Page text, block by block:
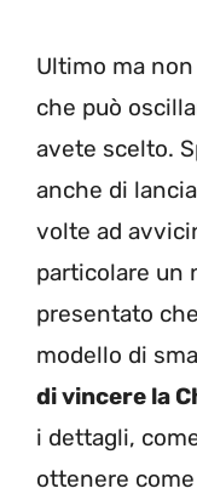
Ultimo ma
che può
avete scelto.
anche di
volte ad
particolare un
presentato
modello di
di vincere la
i dettagli,
ottenere